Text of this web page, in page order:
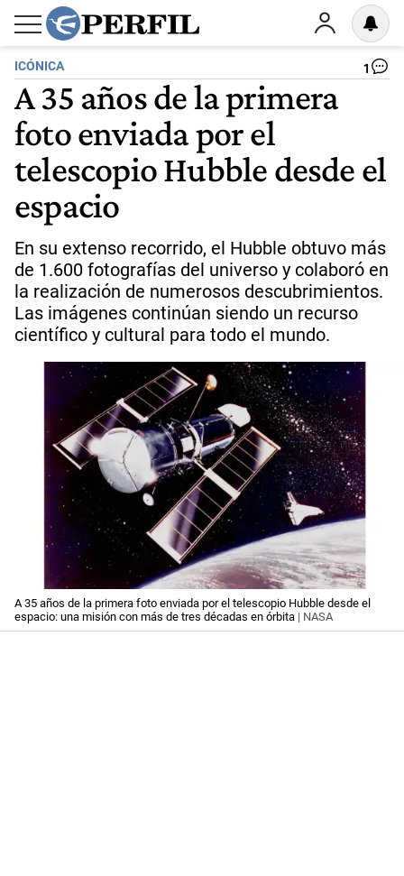
ICÓNICA 1
A 35 años de la primera
foto enviada por el
telescopio Hubble desde el
espacio
En su extenso recorrido, el Hubble obtuvo más
de 1.600 fotografías del universo y colaboró en
la realización de numerosos descubrimientos.
Las imágenes continúan siendo un recurso
científico y cultural para todo el mundo.
A 35 años de la primera foto enviada por el telescopio Hubble desde el
espacio: una misión con más de tres décadas en órbita | NASA